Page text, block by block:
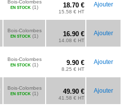
Bois-Colombes
EN STOCK (1) 18.70 €
15.58 € HT
Ajouter
Bois-Colombes
EN STOCK (1) 16.90 €
14.08 € HT
Ajouter
Bois-Colombes
EN STOCK (1) 9.90 €
8.25 € HT
Ajouter
Bois-Colombes
EN STOCK (1) 49.90 €
41.58 € HT
Ajouter